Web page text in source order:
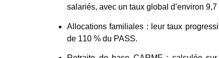
salariés, avec un taux global d’environ 9,7
Allocations familiales : leur taux
de 110 % du PASS.